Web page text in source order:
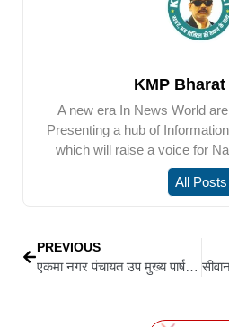
KMP
A new era In News World
Presenting a hub of
which will raise a voice for
All Posts
PREVIOUS
एकमा नगर पंचायत उप मुख्य पार्षद उपचुनाव में रानू कुमार और जयदीप कुमार ने भरा नामांकन, समर्थकों में दिखा उत्साह